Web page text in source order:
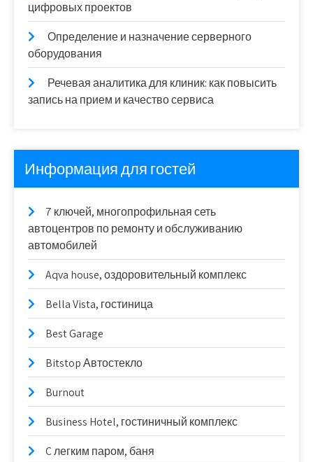
цифровых проектов
Определение и назначение серверного
оборудования
Речевая аналитика для клиник: как повысить
запись на прием и качество сервиса
Информация для гостей
7 ключей, многопрофильная сеть
автоцентров по ремонту и обслуживанию
автомобилей
Aqva house, оздоровительный комплекс
Bella Vista, гостиница
Best Garage
Bitstop Автостекло
Burnout
Business Hotel, гостиничный комплекс
C легким паром, баня